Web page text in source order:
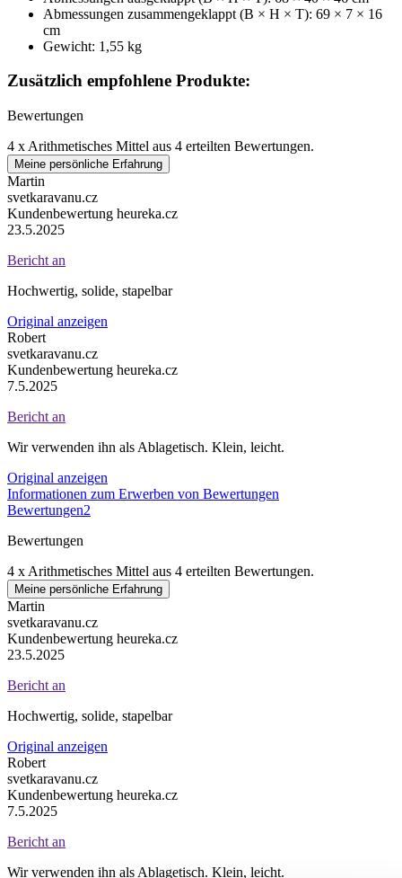
Abmessungen zusammengeklappt (B × H × T): 69 × 7 × 16
cm
Gewicht: 1,55 kg
Zusätzlich empfohlene Produkte:
Bewertungen
4 x Arithmetisches Mittel aus 4 erteilten Bewertungen.
Meine persönliche Erfahrung
Martin
svetkaravanu.cz
Kundenbewertung heureka.cz
23.5.2025
Bericht an
Hochwertig, solide, stapelbar
Original anzeigen
Robert
svetkaravanu.cz
Kundenbewertung heureka.cz
7.5.2025
Bericht an
Wir verwenden ihn als Ablagetisch. Klein, leicht.
Original anzeigen
Informationen zum Erwerben von Bewertungen
Bewertungen2
Bewertungen
4 x Arithmetisches Mittel aus 4 erteilten Bewertungen.
Meine persönliche Erfahrung
Martin
svetkaravanu.cz
Kundenbewertung heureka.cz
23.5.2025
Bericht an
Hochwertig, solide, stapelbar
Original anzeigen
Robert
svetkaravanu.cz
Kundenbewertung heureka.cz
7.5.2025
Bericht an
Wir verwenden ihn als Ablagetisch. Klein, leicht.